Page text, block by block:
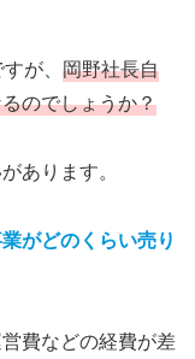
が、 岡野社長自
のでしょうか？
あります。
がどのくらい売り
費などの経費が差